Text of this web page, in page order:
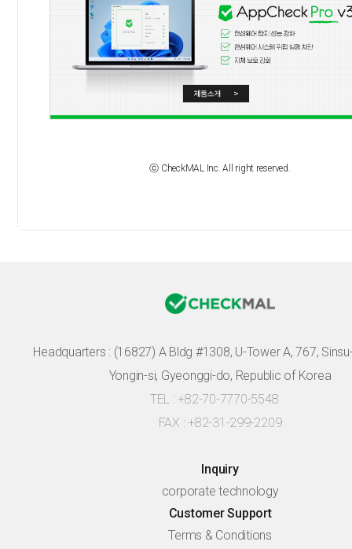
ⓒ CheckMAL Inc. All right reserved.
Headquarters : (16827) A Bldg #1308, U-Tower A, 767,
Yongin-si, Gyeonggi-do, Republic of Korea
TEL : +82-70-7770-5548
FAX : +82-31-299-2209
Inquiry
corporate technology
Customer Support
Terms & Conditions